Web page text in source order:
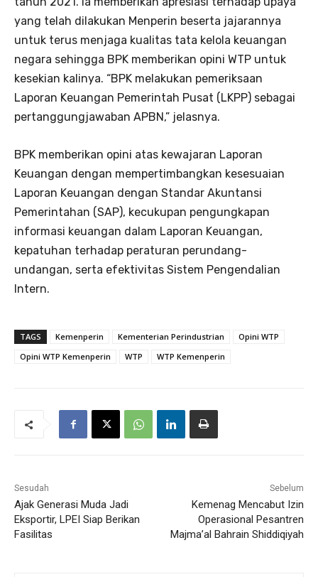
yang telah dilakukan Menperin beserta jajarannya
untuk terus menjaga kualitas tata kelola keuangan
negara sehingga BPK memberikan opini WTP untuk
kesekian kalinya. “BPK melakukan pemeriksaan
Laporan Keuangan Pemerintah Pusat (LKPP) sebagai
pertanggungjawaban APBN,” jelasnya.
BPK memberikan opini atas kewajaran Laporan
Keuangan dengan mempertimbangkan kesesuaian
Laporan Keuangan dengan Standar Akuntansi
Pemerintahan (SAP), kecukupan pengungkapan
informasi keuangan dalam Laporan Keuangan,
kepatuhan terhadap peraturan perundang-
undangan, serta efektivitas Sistem Pengendalian
Intern.
TAGS Kemenperin Kementerian Perindustrian
Opini WTP
Opini WTP Kemenperin
WTP WTP Kemenperin
Sesudah
Ajak Generasi Muda Jadi
Eksportir, LPEI Siap Berikan
Fasilitas
Sebelum
Kemenag Mencabut Izin
Operasional Pesantren
Majma’al Bahrain Shiddiqiyah